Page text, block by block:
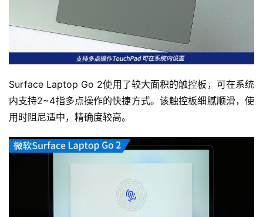
Surface Laptop Go 2使用了较大面积的触控板，可在系统
内支持2~4指多点操作的快捷方式。该触控板细腻顺滑，使
用时阻尼适中，精确度较高。